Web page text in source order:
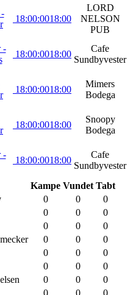
18:00:0018:00
LORD
NELSON
PUB
-
18:00:0018:00
Cafe
Sundbyvester
18:00:0018:00
Mimers
Bodega
18:00:0018:00
Snoopy
Bodega
-
18:00:0018:00
Cafe
Sundbyvester
Kampe Vundet Tabt
0 0
0
0 0
0
0 0
0
0 0
0
0 0
0
0 0
0
0 0
0
0 0
0